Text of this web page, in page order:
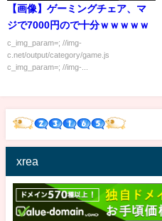
【画像】ゲーミングチェア、マ
ジで7000円ので十分ｗｗｗｗｗ
c_img_param=; //img-
c.net/output/category/game.js
c_img_param=; //img-...
xrea